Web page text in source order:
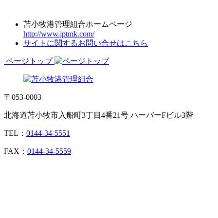
苫小牧港管理組合ホームページ
http://www.jptmk.com/
サイトに関するお問い合せはこちら
ページトップ
〒053-0003
北海道苫小牧市入船町3丁目4番21号 ハーバーFビル3階
TEL： 0144-34-5551
FAX： 0144-34-5559